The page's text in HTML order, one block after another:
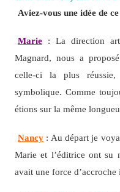
Aviez-vous une idée de
Marie: La direction
Magnard, nous a
celle-ci la plus
symbolique. Comme
étions sur la même
Nancy: Au départ je
Marie et l’éditrice ont su
avait une force